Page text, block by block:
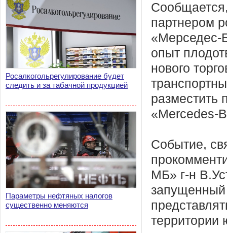
Росалкогольрегулирование будет
следить и за табачной продукцией
Параметры нефтяных налогов
существенно меняются
партнером
«Мерседес-
опыт
нового
разместить
«Mercedes-
Событие,
МБ» г-н
запущенный
территории